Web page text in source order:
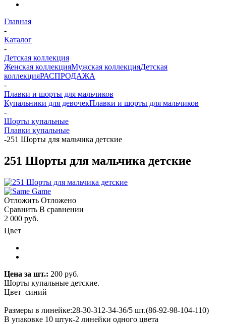
Главная
-
Каталог
-
Детская коллекция
Женская коллекцияМужская коллекцияДетская
коллекцияРАСПРОДАЖА
-
Плавки и шорты для мальчиков
Купальники для девочекПлавки и шорты для мальчиков
-
Шорты купальные
Плавки купальные
-251 Шорты для мальчика детские
251 Шорты для мальчика детские
Отложить Отложено
Сравнить В сравнении
2 000 руб.
Цвет
Цена за шт.: 200 руб.
Шорты купальные детские.
Цвет синий
Размеры в линейке:28-30-312-34-36/5 шт.(86-92-98-104-110)
В упаковке 10 штук-2 линейки одного цвета